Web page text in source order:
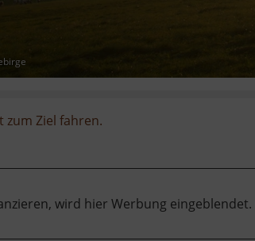
zum Ziel fahren.
wird hier Werbung eingeblendet.